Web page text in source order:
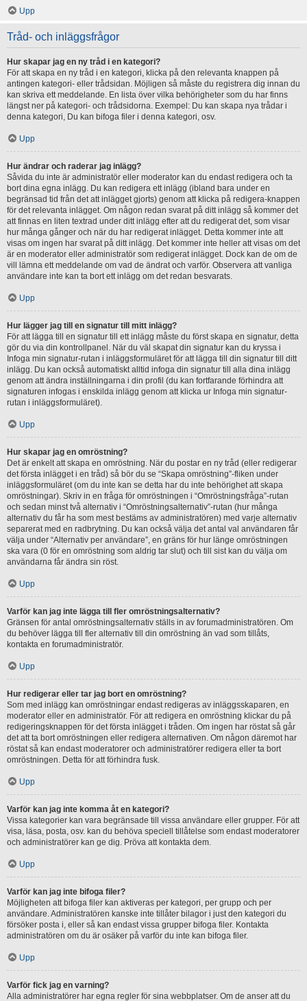
Upp
Tråd- och inläggsfrågor
Hur skapar jag en ny tråd i en kategori?
För att skapa en ny tråd i en kategori, klicka på den relevanta knappen på
antingen kategori- eller trådsidan. Möjligen så måste du registrera dig innan du
kan skriva ett meddelande. En lista över vilka behörigheter som du har finns
längst ner på kategori- och trådsidorna. Exempel: Du kan skapa nya trådar i
denna kategori, Du kan bifoga filer i denna kategori, osv.
Upp
Hur ändrar och raderar jag inlägg?
Såvida du inte är administratör eller moderator kan du endast redigera och ta
bort dina egna inlägg. Du kan redigera ett inlägg (ibland bara under en
begränsad tid från det att inlägget gjorts) genom att klicka på redigera-knappen
för det relevanta inlägget. Om någon redan svarat på ditt inlägg så kommer det
att finnas en liten textrad under ditt inlägg efter att du redigerat det, som visar
hur många gånger och när du har redigerat inlägget. Detta kommer inte att
visas om ingen har svarat på ditt inlägg. Det kommer inte heller att visas om det
är en moderator eller administratör som redigerat inlägget. Dock kan de om de
vill lämna ett meddelande om vad de ändrat och varför. Observera att vanliga
användare inte kan ta bort ett inlägg om det redan besvarats.
Upp
Hur lägger jag till en signatur till mitt inlägg?
För att lägga till en signatur till ett inlägg måste du först skapa en signatur, detta
gör du via din kontrollpanel. När du väl skapat din signatur kan du kryssa i
Infoga min signatur-rutan i inläggsformuläret för att lägga till din signatur till ditt
inlägg. Du kan också automatiskt alltid infoga din signatur till alla dina inlägg
genom att ändra inställningarna i din profil (du kan fortfarande förhindra att
signaturen infogas i enskilda inlägg genom att klicka ur Infoga min signatur-
rutan i inläggsformuläret).
Upp
Hur skapar jag en omröstning?
Det är enkelt att skapa en omröstning. När du postar en ny tråd (eller redigerar
det första inlägget i en tråd) så bör du se “Skapa omröstning”-fliken under
inläggsformuläret (om du inte kan se detta har du inte behörighet att skapa
omröstningar). Skriv in en fråga för omröstningen i “Omröstningsfråga”-rutan
och sedan minst två alternativ i “Omröstningsalternativ”-rutan (hur många
alternativ du får ha som mest bestäms av administratören) med varje alternativ
separerat med en radbrytning. Du kan också välja det antal val användaren får
välja under “Alternativ per användare”, en gräns för hur länge omröstningen
ska vara (0 för en omröstning som aldrig tar slut) och till sist kan du välja om
användarna får ändra sin röst.
Upp
Varför kan jag inte lägga till fler omröstningsalternativ?
Gränsen för antal omröstningsalternativ ställs in av forumadministratören. Om
du behöver lägga till fler alternativ till din omröstning än vad som tillåts,
kontakta en forumadministratör.
Upp
Hur redigerar eller tar jag bort en omröstning?
Som med inlägg kan omröstningar endast redigeras av inläggsskaparen, en
moderator eller en administratör. För att redigera en omröstning klickar du på
redigeringsknappen för det första inlägget i tråden. Om ingen har röstat så går
det att ta bort omröstningen eller redigera alternativen. Om någon däremot har
röstat så kan endast moderatorer och administratörer redigera eller ta bort
omröstningen. Detta för att förhindra fusk.
Upp
Varför kan jag inte komma åt en kategori?
Vissa kategorier kan vara begränsade till vissa användare eller grupper. För att
visa, läsa, posta, osv. kan du behöva speciell tillåtelse som endast moderatorer
och administratörer kan ge dig. Pröva att kontakta dem.
Upp
Varför kan jag inte bifoga filer?
Möjligheten att bifoga filer kan aktiveras per kategori, per grupp och per
användare. Administratören kanske inte tillåter bilagor i just den kategori du
försöker posta i, eller så kan endast vissa grupper bifoga filer. Kontakta
administratören om du är osäker på varför du inte kan bifoga filer.
Upp
Varför fick jag en varning?
Alla administratörer har egna regler för sina webbplatser. Om de anser att du